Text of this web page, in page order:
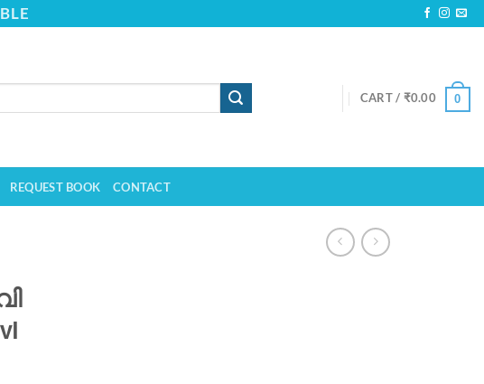
CART / ₹0.00 0
REQUEST BOOK CONTACT